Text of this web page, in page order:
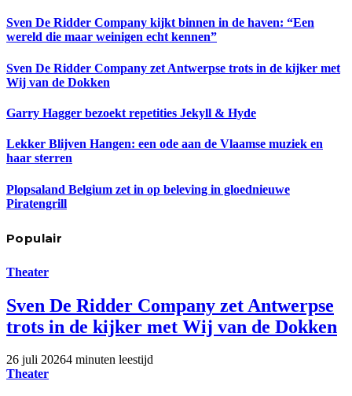
Sven De Ridder Company kijkt binnen in de haven: “Een
wereld die maar weinigen echt kennen”
Sven De Ridder Company zet Antwerpse trots in de kijker met
Wij van de Dokken
Garry Hagger bezoekt repetities Jekyll & Hyde
Lekker Blijven Hangen: een ode aan de Vlaamse muziek en
haar sterren
Plopsaland Belgium zet in op beleving in gloednieuwe
Piratengrill
Populair
Theater
Sven De Ridder Company zet Antwerpse
trots in de kijker met Wij van de Dokken
26 juli 20264 minuten leestijd
Theater